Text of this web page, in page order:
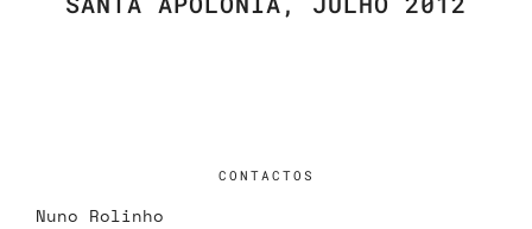
CONTACTOS
Nuno Rolinho